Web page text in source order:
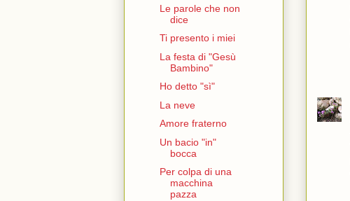
Le parole che non
dice
Ti presento i miei
La festa di "Gesù
Bambino"
Ho detto "sì"
La neve
Amore fraterno
Un bacio "in"
bocca
Per colpa di una
macchina
pazza